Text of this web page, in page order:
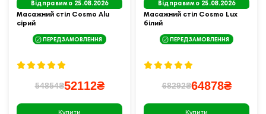
Відправимо 25.08.2026
Масажний стіл Cosmo Alu
сірий
ПЕРЕДЗАМОВЛЕННЯ
54854₴52112₴
Відправимо 25.08.2026
Масажний стіл Cosmo Lux
білий
ПЕРЕДЗАМОВЛЕННЯ
68292₴64878₴